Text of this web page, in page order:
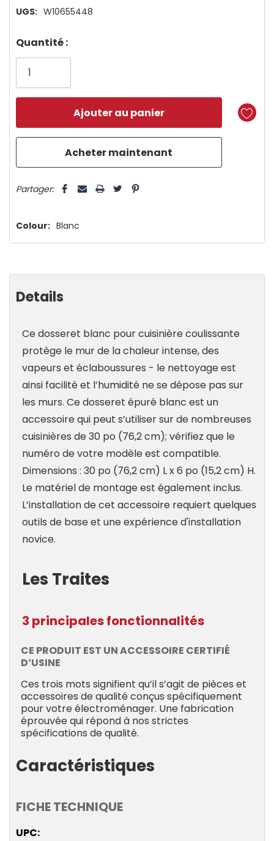
UGS: W10655448
Dépêchez-
vous!
plus
Quantité :
Partager:
Colour: Blanc
Details
Ce dosseret blanc pour cuisinière coulissante
protège le mur de la chaleur intense, des
vapeurs et éclaboussures - le nettoyage est
ainsi facilité et l’humidité ne se dépose pas sur
les murs. Ce dosseret épuré blanc est un
accessoire qui peut s’utiliser sur de nombreuses
cuisinières de 30 po (76,2 cm); vérifiez que le
numéro de votre modèle est compatible.
Dimensions : 30 po (76,2 cm) L x 6 po (15,2 cm) H.
Le matériel de montage est également inclus.
L’installation de cet accessoire requiert quelques
outils de base et une expérience d'installation
novice.
Les Traites
3 principales fonctionnalités
CE PRODUIT EST UN ACCESSOIRE CERTIFIÉ
D’USINE
Ces trois mots signifient qu’il s’agit de pièces et
accessoires de qualité conçus spécifiquement
pour votre électroménager. Une fabrication
éprouvée qui répond à nos strictes
spécifications de qualité.
Caractéristiques
FICHE TECHNIQUE
UPC